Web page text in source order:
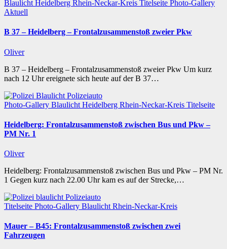
Blaulicht Heidelberg Rhein-Neckar-Kreis Titelseite Photo-Gallery
Aktuell
B 37 – Heidelberg – Frontalzusammenstoß zweier Pkw
Oliver
B 37 – Heidelberg – Frontalzusammenstoß zweier Pkw Um kurz
nach 12 Uhr ereignete sich heute auf der B 37…
Photo-Gallery Blaulicht Heidelberg Rhein-Neckar-Kreis Titelseite
Heidelberg: Frontalzusammenstoß zwischen Bus und Pkw –
PM Nr. 1
Oliver
Heidelberg: Frontalzusammenstoß zwischen Bus und Pkw – PM Nr.
1 Gegen kurz nach 22.00 Uhr kam es auf der Strecke,…
Titelseite Photo-Gallery Blaulicht Rhein-Neckar-Kreis
Mauer – B45: Frontalzusammenstoß zwischen zwei
Fahrzeugen